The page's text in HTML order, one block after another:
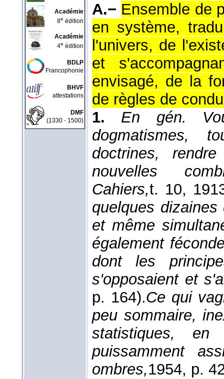
Académie
8e édition
Académie
4e édition
BDLP
Francophonie
BHVF
attestations
DMF
(1330 - 1500)
A.− Ensemble de
en système,
l'univers, de
et
envisagé, de la
de règles de
1.
En gén.
dogmatismes,
doctrines,
nouvelles
Cahiers,t. 10,
quelques
et même
également
dont les
s'opposaient et
p. 164).Ce qui
peu sommaire,
statistiques,
puissamment
ombres,1954, p.